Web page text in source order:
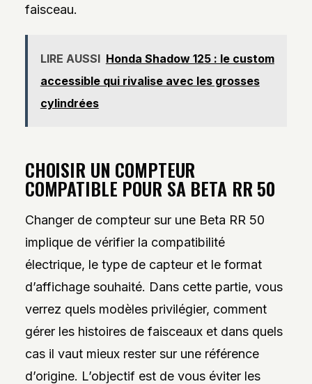
faisceau.
LIRE AUSSI Honda Shadow 125 : le custom
accessible qui rivalise avec les grosses
cylindrées
CHOISIR UN COMPTEUR
COMPATIBLE POUR SA BETA RR 50
Changer de compteur sur une Beta RR 50
implique de vérifier la compatibilité
électrique, le type de capteur et le format
d’affichage souhaité. Dans cette partie, vous
verrez quels modèles privilégier, comment
gérer les histoires de faisceaux et dans quels
cas il vaut mieux rester sur une référence
d’origine. L’objectif est de vous éviter les